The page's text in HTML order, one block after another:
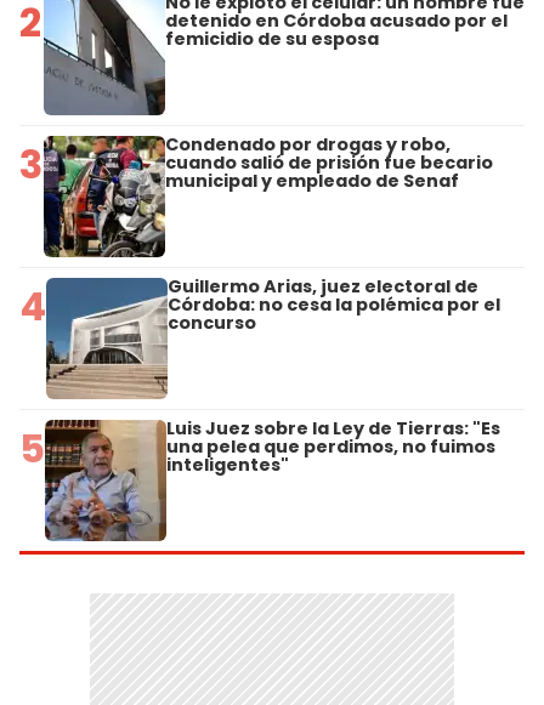
2 detenido en Córdoba acusado por el
femicidio de su esposa
3 Condenado por drogas y robo,
cuando salió de prisión fue becario
municipal y empleado de Senaf
4 Guillermo Arias, juez electoral de
Córdoba: no cesa la polémica por el
concurso
5 Luis Juez sobre la Ley de Tierras: "Es
una pelea que perdimos, no fuimos
inteligentes"